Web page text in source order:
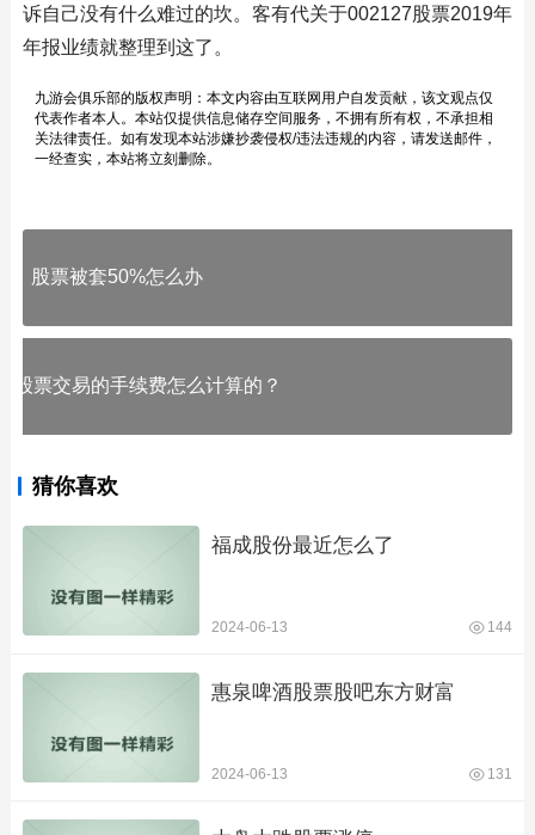
诉自己没有什么难过的坎。客有代关于002127股票2019年
年报业绩就整理到这了。
九游会俱乐部的版权声明：本文内容由互联网用户自发贡献，该文观点仅
代表作者本人。本站仅提供信息储存空间服务，不拥有所有权，不承担相
关法律责任。如有发现本站涉嫌抄袭侵权/违法违规的内容，请发送邮件，
一经查实，本站将立刻删除。
股票被套50%怎么办
股票交易的手续费怎么计算的？
猜你喜欢
福成股份最近怎么了
2024-06-13 144
惠泉啤酒股票股吧东方财富
2024-06-13 131